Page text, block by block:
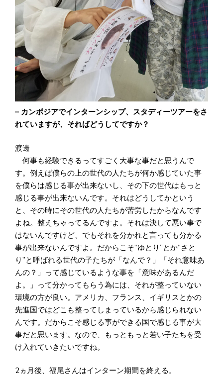
– カンボジアでインターンシップ、スタディーツアーをさ
れていますが、そればどうしてですか？
渡邊
何事も経験できるってすごく大事な事だと思うんで
す。例えば僕らの上の世代の人たちが何か感じていた事
を僕らは感じる事が出来ないし、その下の世代はもっと
感じる事が出来ないんです。それはどうしてかという
と、その時にその世代の人たちが苦労したからなんです
よね。整えちゃってるんですよ。それは決して悪い事で
はないんですけど、でもそれを分かれと言っても分かる
事が出来ないんですよ。だからこそ“ゆとり”とか“さと
り”と呼ばれる世代の子たちが「なんで？」「それ意味あ
んの？」って感じているような事を「意味があるんだ
よ。」って分かってもらう為には、それが整っていない
環境の方が良い。アメリカ、フランス、イギリスとかの
先進国ではどこも整ってしまっているから感じられない
んです。だからこそ感じる事ができる国で感じる事が大
事だと思います。なので、もっともっと若い子たちを受
け入れていきたいですね。
2ヵ月後、福尾さんはインターン期間を終える。